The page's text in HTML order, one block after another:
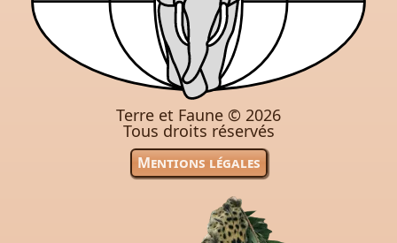
Terre et Faune © 2026
Tous droits réservés
Mentions légales